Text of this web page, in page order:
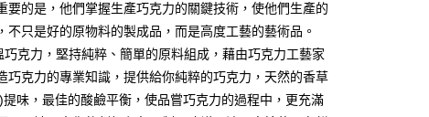
享後付
AFTEE先享後付」】
享後付是「在收到商品之後才付款」的支付方式。 讓您購物簡單
心！
要的是，他們掌握生產巧克力的關鍵技術，使他們生產的
不只是好的原物料的製成品，而是高度工藝的藝術品。
巧克力，堅持純粹、簡單的原料組成，藉由巧克力工藝家
巧克力的專業知識，提供給你純粹的巧克力，天然的香草
提味，最佳的酸鹼平衡，使品嘗巧克力的過程中，更充滿